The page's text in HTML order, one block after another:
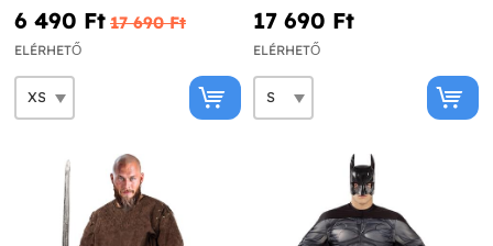
6 490 Ft‎ 17 690 Ft‎
ELÉRHETŐ
17 690 Ft‎
ELÉRHETŐ